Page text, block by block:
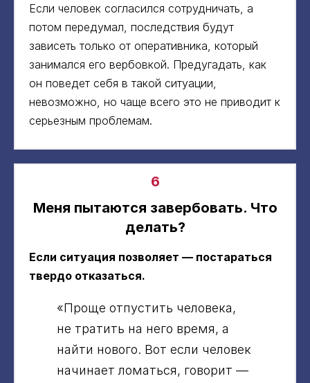
Если человек согласился сотрудничать, а
потом передумал, последствия будут
зависеть только от оперативника, который
занимался его вербовкой. Предугадать, как
он поведет себя в такой ситуации,
невозможно, но чаще всего это не приводит к
серьезным проблемам.
6
Меня пытаются завербовать. Что
делать?
Если ситуация позволяет — постараться
твердо отказаться.
«Проще отпустить человека,
не тратить на него время, а
найти нового. Вот если человек
начинает ломаться, говорит —